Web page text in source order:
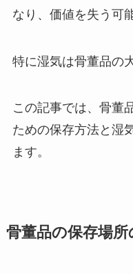
なり、価値を失う可
特に湿気は骨董品の
この記事では、骨董
ための保存方法と湿
ます。
骨董品の保存場所